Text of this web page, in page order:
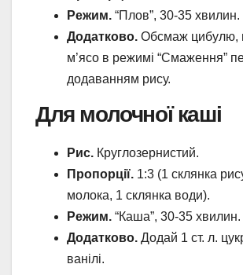
Режим. “Плов”, 30-35 хвилин.
Додатково. Обсмаж цибулю,
м’ясо в режимі “Смаження”
додаванням рису.
Для молочної каші
Рис. Круглозернистий.
Пропорції. 1:3 (1 склянка
молока, 1 склянка води).
Режим. “Каша”, 30-35 хвилин.
Додатково. Додай 1 ст. л.
ванілі.